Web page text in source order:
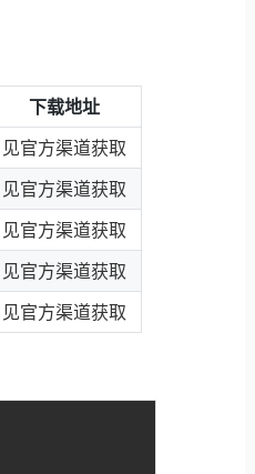
下载地址
见官方渠道获取
见官方渠道获取
见官方渠道获取
见官方渠道获取
见官方渠道获取